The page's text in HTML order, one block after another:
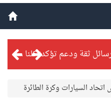
من المعذر إلى المونديال.. رسائل ثقة ودعم تؤكد: كلنا مع الأخضر
السيارات وكرة الطائرة